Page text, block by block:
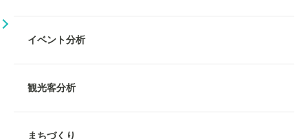
イベント分析
観光客分析
まちづくり